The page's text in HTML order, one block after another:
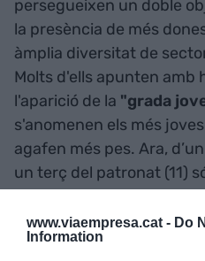
www.viaempresa.cat - Do
Information
persegueixen un doble
la presència de més
àmplia diversitat de
Molts d'ells apunten amb
l'aparició de la "grada
s'anomenen els més
agafen més pes. Ara,
un terç del patronat (11)
membres del nou
Ernest Pérez-Mas
Mallorquina),